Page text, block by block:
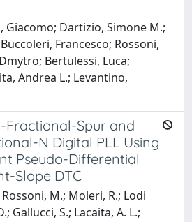
Giacomo; Dartizio, Simone M.;
Francesco; Rossoni,
Bertulessi, Luca;
Andrea L.; Levantino,
Fractional-Spur and
N Digital PLL Using
Pseudo-Differential
Slope DTC
Rossoni, M.; Moleri, R.; Lodi
Gallucci, S.; Lacaita, A. L.;